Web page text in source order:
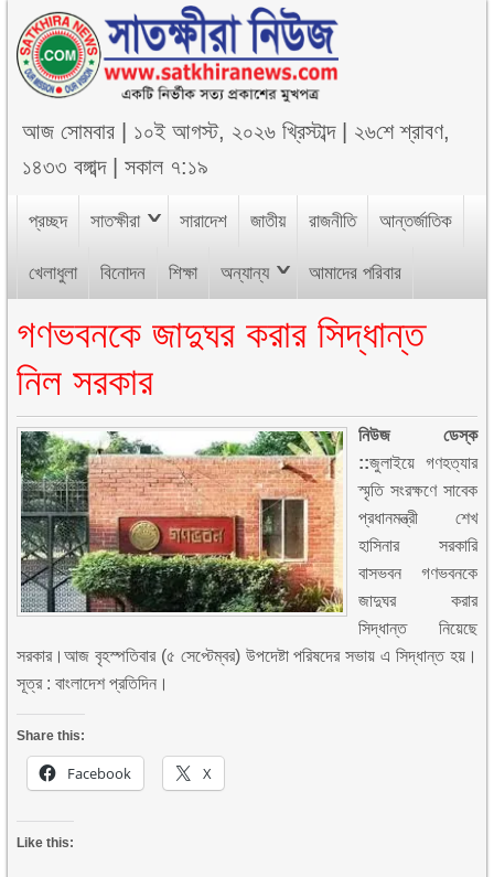
আজসোমবার ১০ই আগস্ট, ২০২৬ খ্রিস্টাব্দ| ২৬শে শ্রাবণ,
১৪৩৩ বঙ্গাব্দ|সকাল ৭:১৯
প্রচ্ছদ সাতক্ষীরা সারাদেশ জাতীয় রাজনীতি আন্তর্জাতিক
খেলাধুলা বিনোদন শিক্ষা অন্যান্য আমাদের পরিবার
গণভবনকে জাদুঘর করার সিদ্ধান্ত
নিল সরকার
নিউজ ডেস্ক
::জুলাইয়ে গণহত্যার
স্মৃতি সংরক্ষণে সাবেক
প্রধানমন্ত্রী শেখ
হাসিনার সরকারি
বাসভবন গণভবনকে
জাদুঘর করার
সিদ্ধান্ত নিয়েছে
সরকার।আজ বৃহস্পতিবার (৫ সেপ্টেম্বর) উপদেষ্টা পরিষদের সভায় এ সিদ্ধান্ত হয়।
সূত্র : বাংলাদেশ প্রতিদিন।
Share this:
Facebook X
Like this: